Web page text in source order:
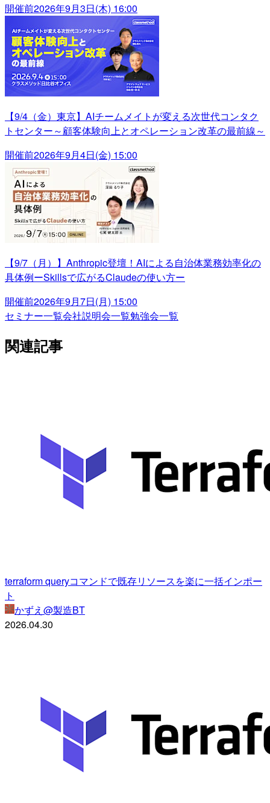
開催前2026年9月3日(木) 16:00
【9/4（金）東京】AIチームメイトが変える次世代コンタク
トセンター～顧客体験向上とオペレーション改革の最前線～
開催前2026年9月4日(金) 15:00
【9/7（月）】Anthropic登壇！AIによる自治体業務効率化の
具体例ーSkillsで広がるClaudeの使い方ー
開催前2026年9月7日(月) 15:00
セミナー一覧会社説明会一覧勉強会一覧
関連記事
terraform queryコマンドで既存リソースを楽に一括インポー
ト
かずえ@製造BT
2026.04.30